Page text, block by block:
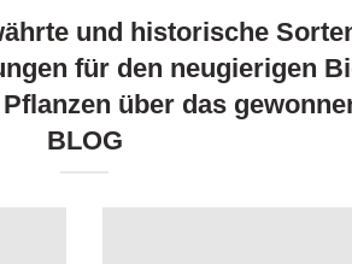
und historische
für den neugierigen
über das
BLOG